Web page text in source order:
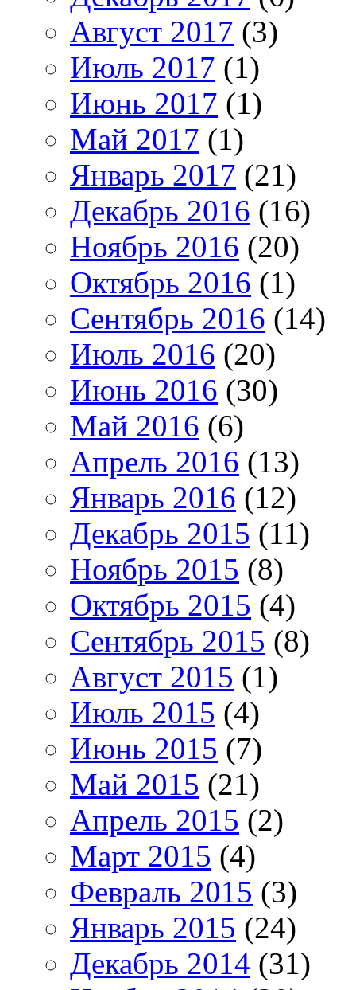
Август 2017 (3)
Июль 2017 (1)
Июнь 2017 (1)
Май 2017 (1)
Январь 2017 (21)
Декабрь 2016 (16)
Ноябрь 2016 (20)
Октябрь 2016 (1)
Сентябрь 2016 (14)
Июль 2016 (20)
Июнь 2016 (30)
Май 2016 (6)
Апрель 2016 (13)
Январь 2016 (12)
Декабрь 2015 (11)
Ноябрь 2015 (8)
Октябрь 2015 (4)
Сентябрь 2015 (8)
Август 2015 (1)
Июль 2015 (4)
Июнь 2015 (7)
Май 2015 (21)
Апрель 2015 (2)
Март 2015 (4)
Февраль 2015 (3)
Январь 2015 (24)
Декабрь 2014 (31)